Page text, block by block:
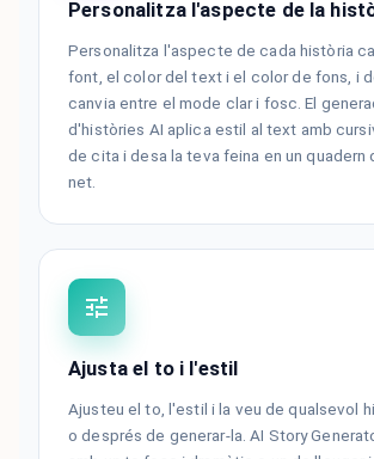
Personalitza l'aspecte de la
Personalitza l'aspecte de cada història
font, el color del text i el color de fons, i
canvia entre el mode clar i fosc. El
d'històries AI aplica estil al text amb
de cita i desa la teva feina en un quadern
net.
Ajusta el to i l'estil
Ajusteu el to, l'estil i la veu de qualsevol
o després de generar-la. AI Story